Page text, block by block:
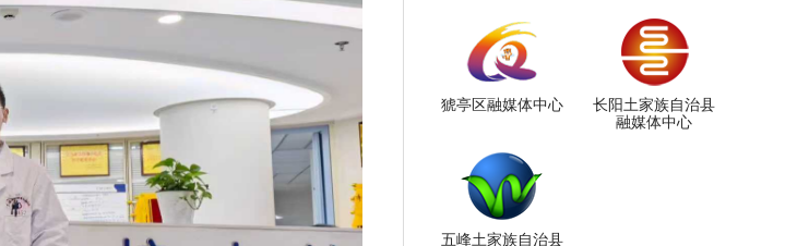
猇亭区融媒体中心
长阳土家族自治县
融媒体中心
五峰土家族自治县